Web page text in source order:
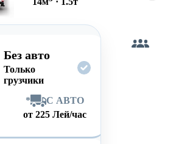
Без авто
Только
грузчики
*
С АВТО
от 225 Лей/час